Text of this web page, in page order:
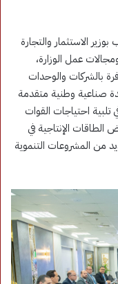
بوزير الاستثمار والتجارة
عمل الوزارة،
بالشركات والوحدات
صناعية وطنية متقدمة
تلبية احتياجات القوات
الإنتاجية في
من المشروعات التنموية